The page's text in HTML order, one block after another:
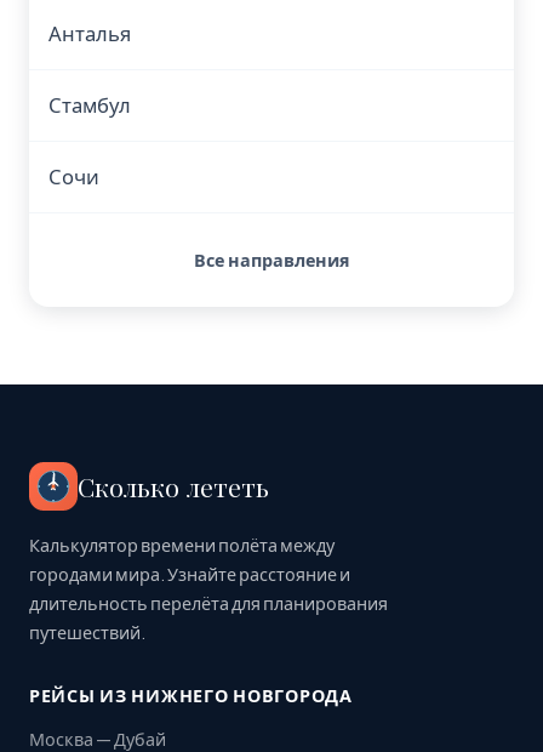
Анталья
Стамбул
Сочи
Все направления
Сколько лететь
Калькулятор времени полёта между
городами мира. Узнайте расстояние и
длительность перелёта для планирования
путешествий.
РЕЙСЫ ИЗ НИЖНЕГО НОВГОРОДА
Москва — Дубай